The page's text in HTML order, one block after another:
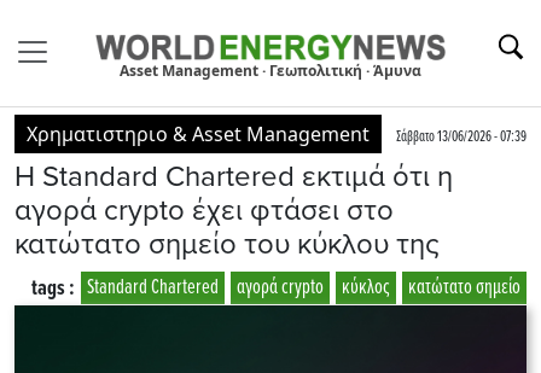
Asset Management · Γεωπολιτική · Άμυνα
Χρηματιστηριο & Asset Management Σάββατο 13/06/2026 - 07:39
Η Standard Chartered εκτιμά ότι η
αγορά crypto έχει φτάσει στο
κατώτατο σημείο του κύκλου της
κατώτατο σημείο
κύκλος
αγορά crypto
Standard Chartered
tags :